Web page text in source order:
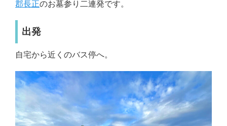
郡長正のお墓参り二連発です。
出発
自宅から近くのバス停へ。